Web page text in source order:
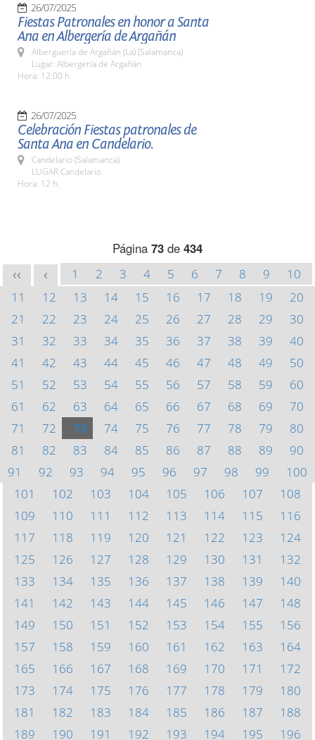
26/07/2025
Fiestas Patronales en honor a Santa
Ana en Albergería de Argañán
Alberguería de Argañán (La) (Salamanca)
Lugar: Albergería de Argañán
Hora: 12:00 h
26/07/2025
Celebración Fiestas patronales de
Santa Ana en Candelario.
Candelario (Salamanca)
LUGAR Candelario
Hora: 12 h.
Página 73 de 434
<< < 1 2 3 4 5 6 7 8 9
10
11
12 13 14 15 16 17 18 19
20
21
22 23 24 25 26 27 28 29
30
31
32 33 34 35 36 37 38 39
40
41
42 43 44 45 46 47 48 49
50
51
52 53 54 55 56 57 58 59
60
61
62 63 64 65 66 67 68 69
70
71
72 73 74 75 76 77 78 79
80
81
82 83 84 85 86 87 88 89
90
91
92 93 94 95 96 97 98 99
100
101
102 103 104 105 106 107
108
109
110 111 112 113 114 115
116
117
118 119 120 121 122 123
124
125
126 127 128 129 130 131
132
133
134 135 136 137 138 139
140
141
142 143 144 145 146 147
148
149
150 151 152 153 154 155
156
157
158 159 160 161 162 163
164
165
166 167 168 169 170 171
172
173
174 175 176 177 178 179
180
181
182 183 184 185 186 187
188
189
190 191 192 193 194 195
196